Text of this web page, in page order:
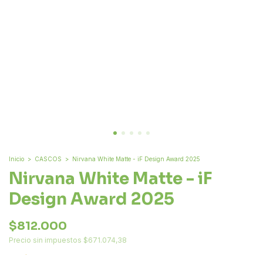
Inicio > CASCOS > Nirvana White Matte - iF Design Award 2025
Nirvana White Matte - iF
Design Award 2025
$812.000
Precio sin impuestos $671.074,38